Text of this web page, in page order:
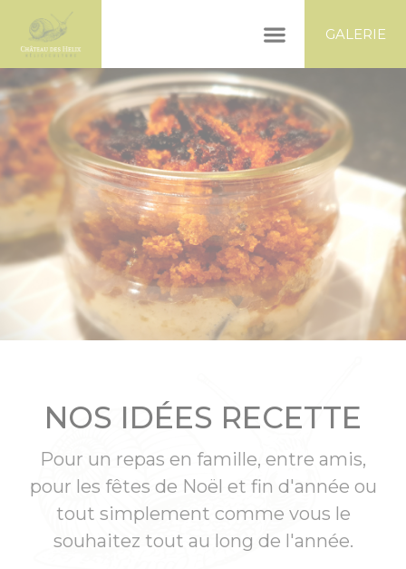
GALERIE
NOS IDÉES RECETTE
Pour un repas en famille, entre amis,
pour les fêtes de Noël et fin d'année ou
tout simplement comme vous le
souhaitez tout au long de l'année.